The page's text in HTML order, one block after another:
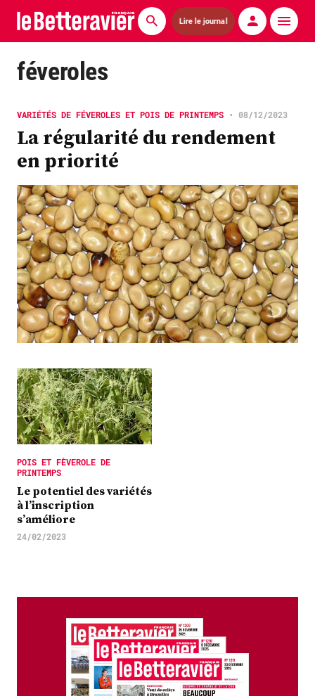
Lire le journal
Actualités
Agronomie
Matériels
La technique ITB
Pommes de terre
Guides pratiques
Chasse
Plus
Abonnez-vous
féveroles
VARIÉTÉS DE FÉVEROLES ET POIS DE PRINTEMPS • 08/12/2023
La régularité du rendement
en priorité
POIS ET FÈVEROLE DE
PRINTEMPS
Le potentiel des variétés
à l’inscription
s’améliore
24/02/2023